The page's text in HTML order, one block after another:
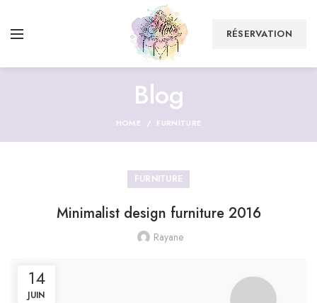
RÉSERVATION
Blog
HOME FURNITURE
FURNITURE
Minimalist design furniture 2016
Rayane
14
JUIN